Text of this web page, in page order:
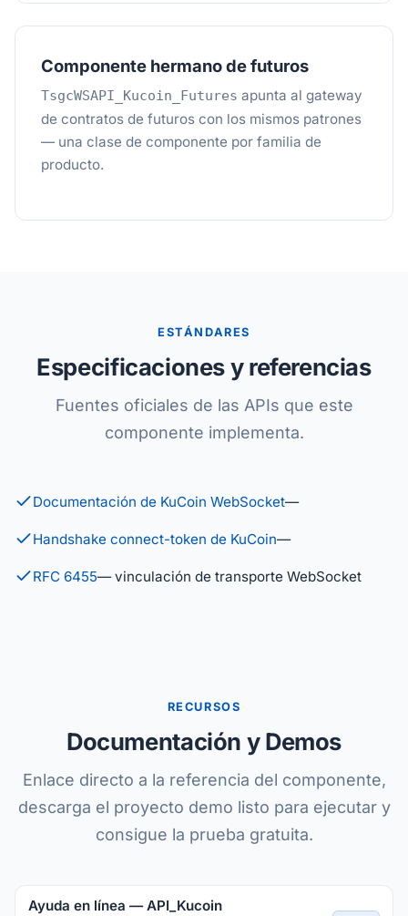
Componente hermano de futuros
TsgcWSAPI_Kucoin_Futures apunta al gateway
de contratos de futuros con los mismos patrones
— una clase de componente por familia de
producto.
ESTÁNDARES
Especificaciones y referencias
Fuentes oficiales de las APIs que este
componente implementa.
Documentación de KuCoin WebSocket—
Handshake connect-token de KuCoin—
RFC 6455— vinculación de transporte WebSocket
RECURSOS
Documentación y Demos
Enlace directo a la referencia del componente,
descarga el proyecto demo listo para ejecutar y
consigue la prueba gratuita.
Ayuda en línea — API_Kucoin